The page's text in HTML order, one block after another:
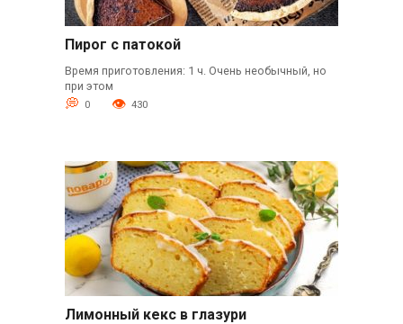
Пирог с патокой
Время приготовления: 1 ч. Очень необычный, но
при этом
0 430
Лимонный кекс в глазури